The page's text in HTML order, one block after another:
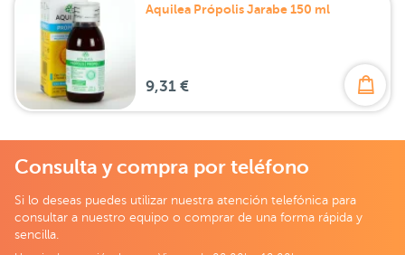
Aquilea Própolis Jarabe 150 ml
9,31 €
Consulta y compra por teléfono
Si lo deseas puedes utilizar nuestra atención telefónica para
consultar a nuestro equipo o comprar de una forma rápida y
sencilla.